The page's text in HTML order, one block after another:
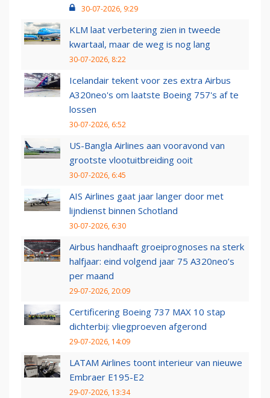
30-07-2026, 9:29
KLM laat verbetering zien in tweede
kwartaal, maar de weg is nog lang
30-07-2026, 8:22
Icelandair tekent voor zes extra Airbus
A320neo's om laatste Boeing 757's af te
lossen
30-07-2026, 6:52
US-Bangla Airlines aan vooravond van
grootste vlootuitbreiding ooit
30-07-2026, 6:45
AIS Airlines gaat jaar langer door met
lijndienst binnen Schotland
30-07-2026, 6:30
Airbus handhaaft groeiprognoses na sterk
halfjaar: eind volgend jaar 75 A320neo’s
per maand
29-07-2026, 20:09
Certificering Boeing 737 MAX 10 stap
dichterbij: vliegproeven afgerond
29-07-2026, 14:09
LATAM Airlines toont interieur van nieuwe
Embraer E195-E2
29-07-2026, 13:34